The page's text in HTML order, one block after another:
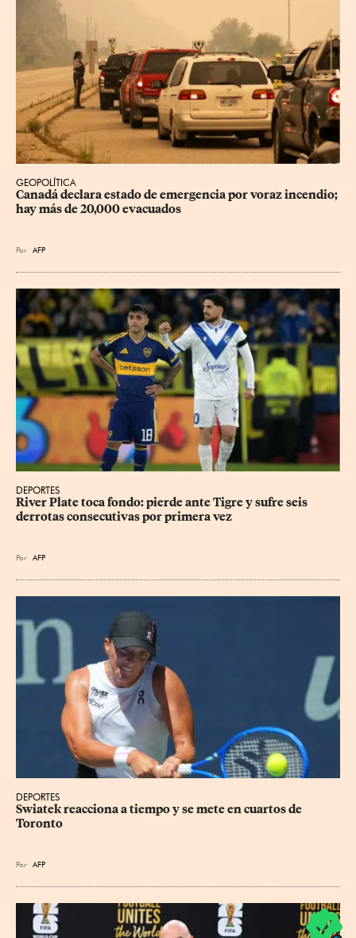
GEOPOLÍTICA
Canadá declara estado de emergencia por voraz incendio;
hay más de 20,000 evacuados
Por AFP
DEPORTES
River Plate toca fondo: pierde ante Tigre y sufre seis
derrotas consecutivas por primera vez
Por AFP
DEPORTES
Swiatek reacciona a tiempo y se mete en cuartos de
Toronto
Por AFP